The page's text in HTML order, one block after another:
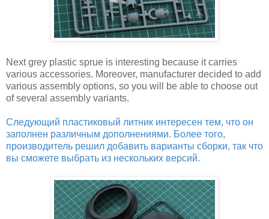
Next grey plastic sprue is interesting because it carries
various accessories. Moreover, manufacturer decided to add
various assembly options, so you will be able to choose out
of several assembly variants.
Следующий пластиковый литник интересен тем, что он
заполнен различным дополнениями. Более того,
производитель решил добавить варианты сборки, так что
вы сможете выбрать из нескольких версий.